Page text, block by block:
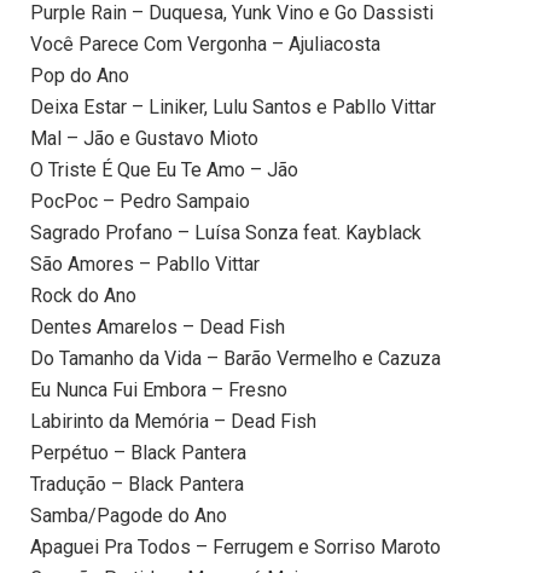
Purple Rain – Duquesa, Yunk Vino e Go Dassisti
Você Parece Com Vergonha – Ajuliacosta
Pop do Ano
Deixa Estar – Liniker, Lulu Santos e Pabllo Vittar
Mal – Jão e Gustavo Mioto
O Triste É Que Eu Te Amo – Jão
PocPoc – Pedro Sampaio
Sagrado Profano – Luísa Sonza feat. Kayblack
São Amores – Pabllo Vittar
Rock do Ano
Dentes Amarelos – Dead Fish
Do Tamanho da Vida – Barão Vermelho e Cazuza
Eu Nunca Fui Embora – Fresno
Labirinto da Memória – Dead Fish
Perpétuo – Black Pantera
Tradução – Black Pantera
Samba/Pagode do Ano
Apaguei Pra Todos – Ferrugem e Sorriso Maroto